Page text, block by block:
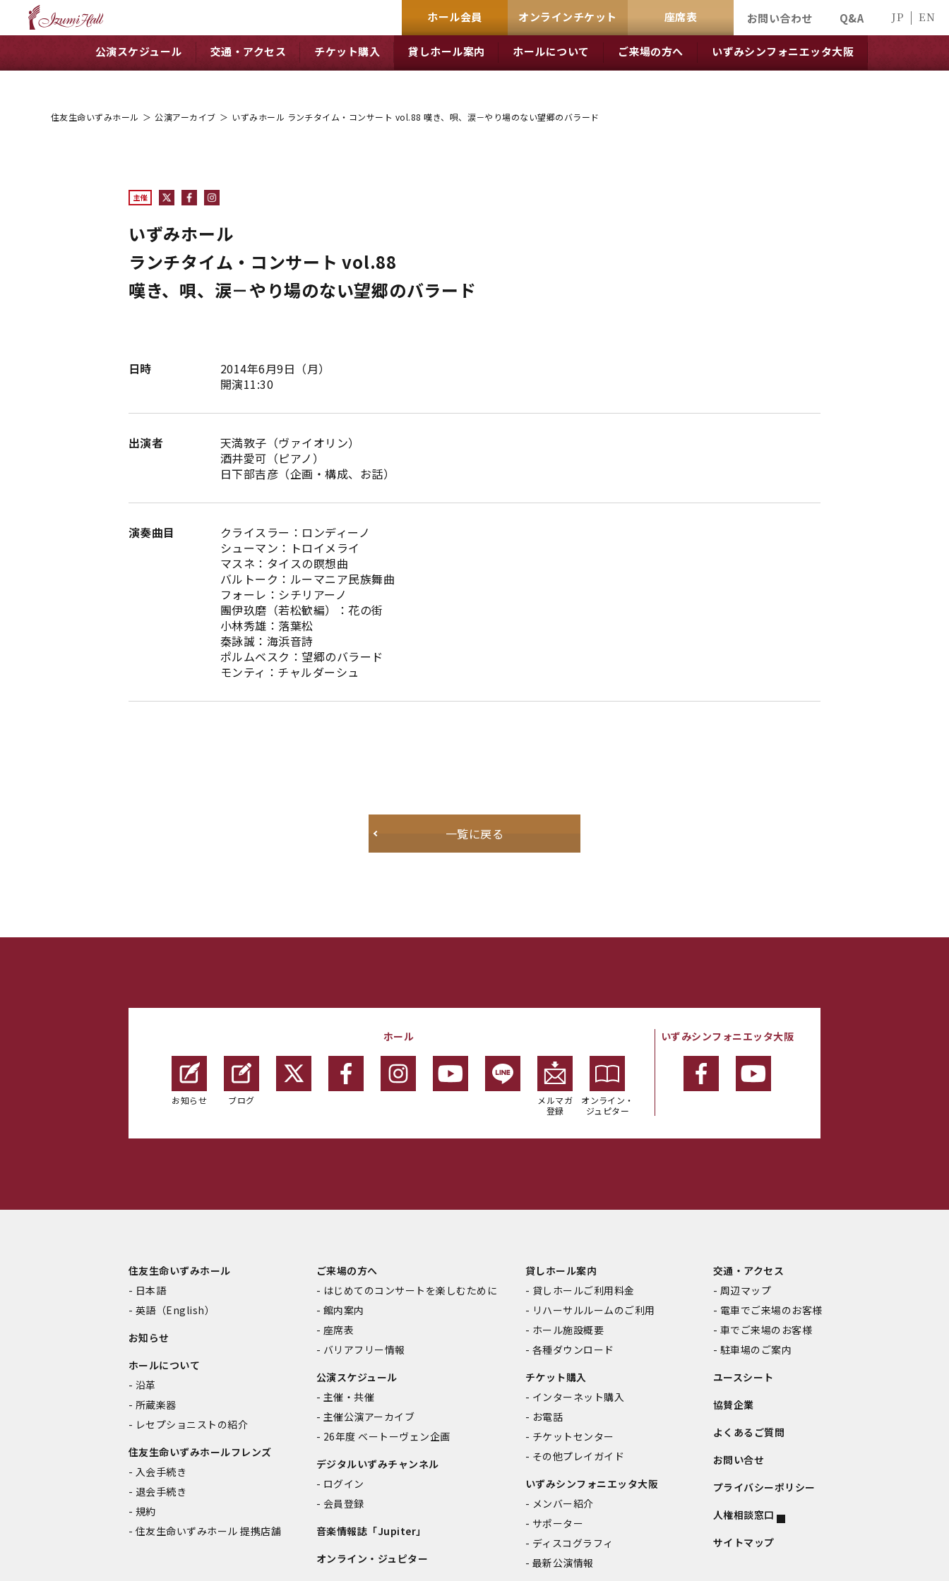
ホール会員 オンラインチケット 座席表 お問い合わせ Q&A JP EN
公演スケジュール 交通・アクセス チケット購入 貸しホール案内 ホールについて ご来場の方へ いずみシンフォニエッタ大阪
住友生命いずみホール ＞ 公演アーカイブ ＞ いずみホール ランチタイム・コンサート vol.88 嘆き、唄、涙－やり場のない望郷のバラード
主催
いずみホール
ランチタイム・コンサート vol.88
嘆き、唄、涙－やり場のない望郷のバラード
日時
2014年6月9日（月）
開演11:30
出演者
天満敦子（ヴァイオリン）
酒井愛可（ピアノ）
日下部吉彦（企画・構成、お話）
演奏曲目
クライスラー：ロンディーノ
シューマン：トロイメライ
マスネ：タイスの瞑想曲
バルトーク：ルーマニア民族舞曲
フォーレ：シチリアーノ
團伊玖磨（若松歓編）：花の街
小林秀雄：落葉松
秦詠誠：海浜音詩
ポルムベスク：望郷のバラード
モンティ：チャルダーシュ
一覧に戻る
ホール
お知らせ ブログ
メルマガ
登録
オンライン・
ジュピター
いずみシンフォニエッタ大阪
住友生命いずみホール
日本語
英語（English）
お知らせ
ホールについて
沿革
所蔵楽器
レセプショニストの紹介
住友生命いずみホールフレンズ
入会手続き
退会手続き
規約
住友生命いずみホール 提携店舗
ご来場の方へ
はじめてのコンサートを楽しむために
館内案内
座席表
バリアフリー情報
公演スケジュール
主催・共催
主催公演アーカイブ
26年度 ベートーヴェン企画
デジタルいずみチャンネル
ログイン
会員登録
音楽情報誌「Jupiter」
オンライン・ジュピター
貸しホール案内
貸しホールご利用料金
リハーサルルームのご利用
ホール施設概要
各種ダウンロード
チケット購入
インターネット購入
お電話
チケットセンター
その他プレイガイド
いずみシンフォニエッタ大阪
メンバー紹介
サポーター
ディスコグラフィ
最新公演情報
交通・アクセス
周辺マップ
電車でご来場のお客様
車でご来場のお客様
駐車場のご案内
ユースシート
協賛企業
よくあるご質問
お問い合せ
プライバシーポリシー
人権相談窓口
サイトマップ